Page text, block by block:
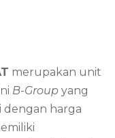
merupakan unit
B-Group yang
harga